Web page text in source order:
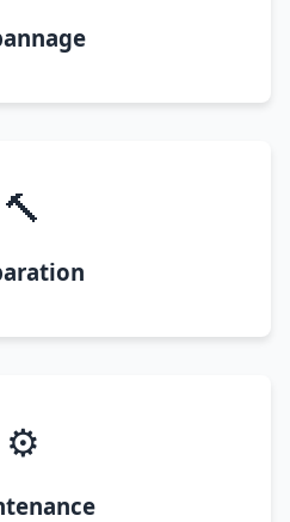
🔨
⚙️